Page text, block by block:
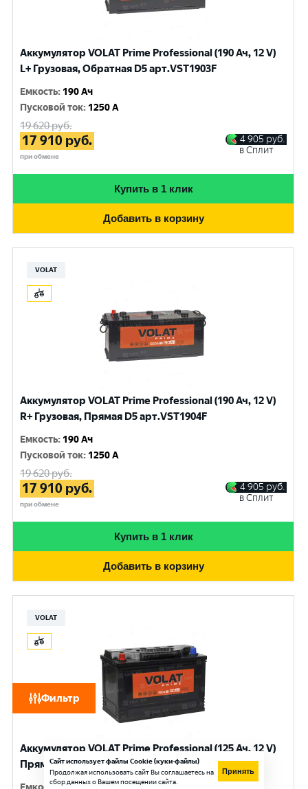
Фильтр
Аккумулятор VOLAT Prime Professional (190 Ач, 12 V)
L+ Грузовая, Обратная D5 арт.VST1903F
Емкость: 190 Ач
Пусковой ток: 1250 A
19 620руб.
17 910 руб.
при обмене
4 905 руб.
в Сплит
Купить в 1 клик
Добавить в корзину
VOLAT
Аккумулятор VOLAT Prime Professional (190 Ач, 12 V)
R+ Грузовая, Прямая D5 арт.VST1904F
Емкость: 190 Ач
Пусковой ток: 1250 A
19 620руб.
17 910 руб.
при обмене
4 905 руб.
в Сплит
Купить в 1 клик
Добавить в корзину
VOLAT
Аккумулятор VOLAT Prime Professional (125 Ач, 12 V)
Прямая, L+ D2 арт.VST1251
Сайт использует файлы Cookie (куки-файлы)
Продолжая использовать сайт Вы соглашаетесь на
сбор данных о Вашем посещении сайта.
Принять